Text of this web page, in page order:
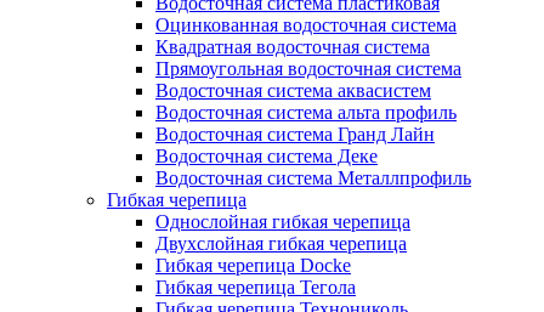
Оцинкованная водосточная система
Квадратная водосточная система
Прямоугольная водосточная система
Водосточная система аквасистем
Водосточная система альта профиль
Водосточная система Гранд Лайн
Водосточная система Деке
Водосточная система Металлпрофиль
Гибкая черепица
Однослойная гибкая черепица
Двухслойная гибкая черепица
Гибкая черепица Docke
Гибкая черепица Тегола